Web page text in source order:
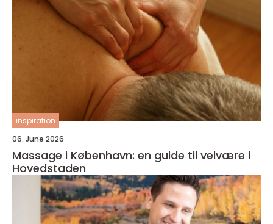
inspiration
06. June 2026
Massage i København: en guide til velvære i
Hovedstaden